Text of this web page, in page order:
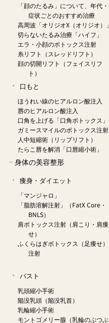
「顔のたるみ」について、年代・
症状ごとのおすすめ治療
高周波「オリジオX（オリジオ）」
切らないたるみ治療「ハイフ」
エラ・小顔のボトックス注射
糸リフト（スレッドリフト）
顔の切開リフト（フェイスリフ
ト）
口もと
ほうれい線のヒアルロン酸注入
唇のヒアルロン酸注入
口角を上げる「口角ボトックス」
ガミースマイルのボトックス注射
人中短縮術（リップリフト）
たらこ唇を解消「口唇縮小術」
−身体の美容整形
痩身・ダイエット
「マンジャロ」
「脂肪溶解注射」（FatX Core・
BNLS）
肩ボトックス注射（肩こり・肩痩
せ）
ふくらはぎボトックス（足痩せ）
注射
バスト
乳頭縮小手術
陥没乳頭（陥没乳首）
乳輪縮小手術
モントゴメリー腺（乳輪のぶつぶ